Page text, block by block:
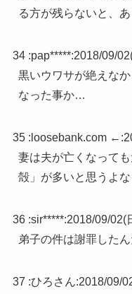
る方が残らないと、
34 :pap*****:2018/09/
黒いウワサが絶えな
なった事か…
35 : loosebank.com ← :
妻は夫が亡くなって
殻」が多いと思うよ
36 :sir*****:2018/09/02(
弟子の件は謝罪した
37 :ひろさん:2018/09/